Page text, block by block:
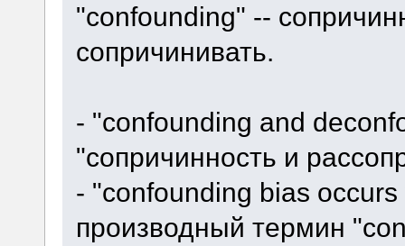
"confounding" --
сопричинивать.
- "confounding and
"сопричинность и
- "confounding bias occurs
производный термин